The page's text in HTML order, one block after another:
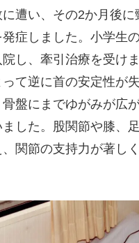
に遭い、その2か月後
発症しました。小学生
し、牽引治療を受け
て逆に首の安定性が
盤にまでゆがみが広
した。股関節や膝、
、関節の支持力が著し